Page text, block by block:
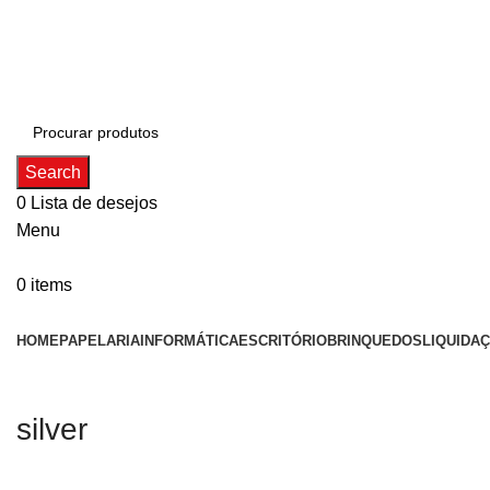
Search
0 Lista de desejos
Menu
0 items
HOMEPAPELARIA INFORMÁTICAESCRITÓRIOBRINQUEDOS
silver